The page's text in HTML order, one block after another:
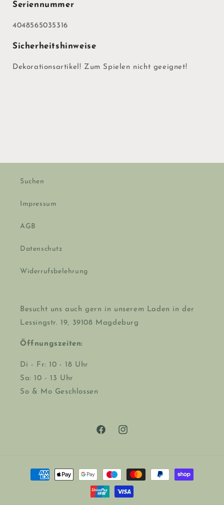
Seriennummer
4048565035316
Sicherheitshinweise
Dekorationsartikel! Zum Spielen nicht geeignet!
Suchen
Impressum
AGB
Datenschutz
Widerrufsbelehrung
Besucht uns auch gern in unserem Laden in der
Lessingstr. 19, 39108 Magdeburg
Öffnungszeiten:
Di - Fr: 10 - 18 Uhr
Sa: 10 - 13 Uhr
So & Mo Geschlossen
FacebookInstagram
Zahlungsmethoden